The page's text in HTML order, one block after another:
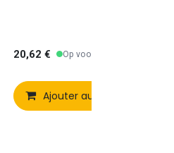
la liste de souhaitsAjouter à la liste de
Comparer
20,62 € Op voorraad
Ajouter au panier